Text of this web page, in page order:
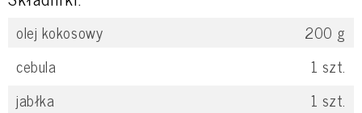
olej kokosowy 200 g
cebula
1 szt.
jabłka
1 szt.